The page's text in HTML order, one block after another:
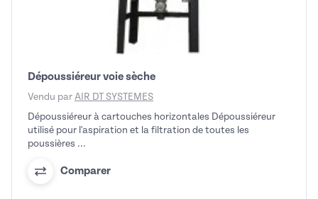
Dépoussiéreur voie sèche
Vendu par AIR DT SYSTEMES
Dépoussiéreur à cartouches horizontales Dépoussiéreur
utilisé pour l'aspiration et la filtration de toutes les
poussières ...
Comparer